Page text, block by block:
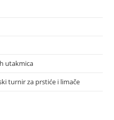
utakmica
turnir za prstiće i limače